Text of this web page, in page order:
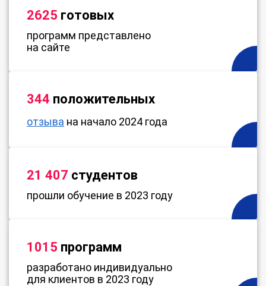
2625 готовых
программ представлено
на сайте
344 положительных
отзыва на начало 2024 года
21 407 студентов
прошли обучение в 2023 году
1015 программ
разработано индивидуально
для клиентов в 2023 году